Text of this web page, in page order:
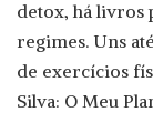
detox, há livros
regimes. Uns
de exercícios
Silva: O Meu